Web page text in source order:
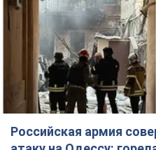
Для террора враг применил
2 часа назад 49,4 т.
Депутаты взяли
элитных квартир в
парламентариев
Как работает особая
пользуется